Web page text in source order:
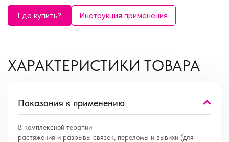
Где купить? Инструкция применения
ХАРАКТЕРИСТИКИ ТОВАРА
Показания к применению
В комплексной терапии
растяжения и разрывы связок, переломы и вывихи (для